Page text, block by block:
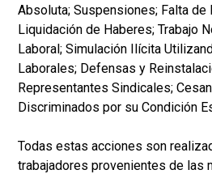
Absoluta; Suspensiones; Falta de
Liquidación de Haberes; Trabajo
Laboral; Simulación Ilícita
Laborales; Defensas y
Representantes Sindicales;
Discriminados por su Condición
Todas estas acciones son
trabajadores provenientes de las